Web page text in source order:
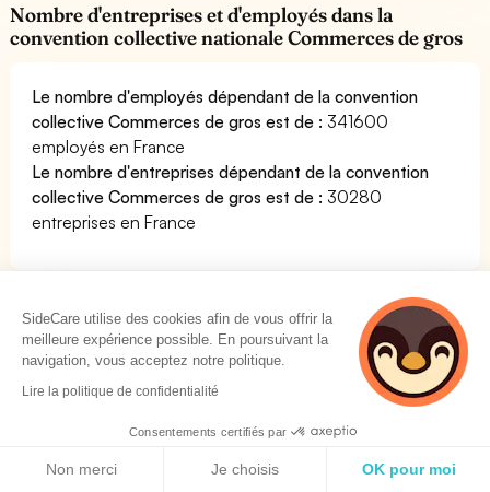
Nombre d'entreprises et d'employés dans la
convention collective nationale Commerces de gros
Le nombre d'employés dépendant de la convention
collective Commerces de gros est de : 341600
employés en France
Le nombre d'entreprises dépendant de la convention
collective Commerces de gros est de : 30280
entreprises en France
Télécharger gratuitement le texte de la
convention collective Commerces de gros
Nous avons mis gratuitement à votre disposition le PDF
du texte de la convention collective Commerces de
permettra de lire l'ensemble des dispositions de la
SideCare utilise des cookies afin de vous offrir la
meilleure expérience possible. En poursuivant la
navigation, vous acceptez notre politique.
Lire la politique de confidentialité
Consentements certifiés par
Non merci Je choisis OK pour moi